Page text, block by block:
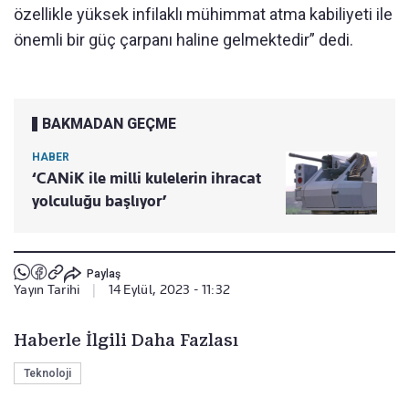
özellikle yüksek infilaklı mühimmat atma kabiliyeti ile
önemli bir güç çarpanı haline gelmektedir” dedi.
BAKMADAN GEÇME
HABER
‘CANiK ile milli kulelerin ihracat
yolculuğu başlıyor’
Paylaş
Yayın Tarihi 14 Eylül, 2023 - 11:32
Haberle İlgili Daha Fazlası
Teknoloji